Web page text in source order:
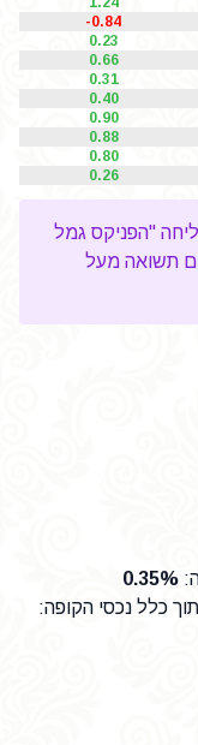
-0.84
0.23
0.66
0.31
0.40
0.90
0.88
0.80
0.26
הצליחה "הפניקס גמל
תשואה מעל
:
0.35%
כלל נכסי הקופה: